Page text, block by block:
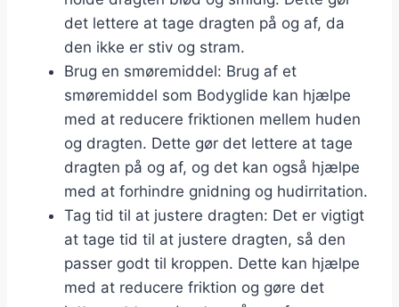
det lettere at tage dragten på og af, da
den ikke er stiv og stram.
Brug en smøremiddel: Brug af et
smøremiddel som Bodyglide kan hjælpe
med at reducere friktionen mellem huden
og dragten. Dette gør det lettere at tage
dragten på og af, og det kan også hjælpe
med at forhindre gnidning og hudirritation.
Tag tid til at justere dragten: Det er vigtigt
at tage tid til at justere dragten, så den
passer godt til kroppen. Dette kan hjælpe
med at reducere friktion og gøre det